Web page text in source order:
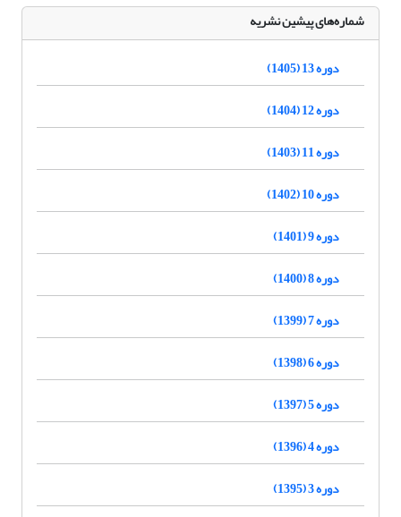
شماره‌های پیشین نشریه
دوره 13 (1405)
دوره 12 (1404)
دوره 11 (1403)
دوره 10 (1402)
دوره 9 (1401)
دوره 8 (1400)
دوره 7 (1399)
دوره 6 (1398)
دوره 5 (1397)
دوره 4 (1396)
دوره 3 (1395)